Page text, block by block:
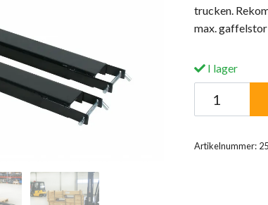
trucken.
max.
I lager
Artikelnummer: